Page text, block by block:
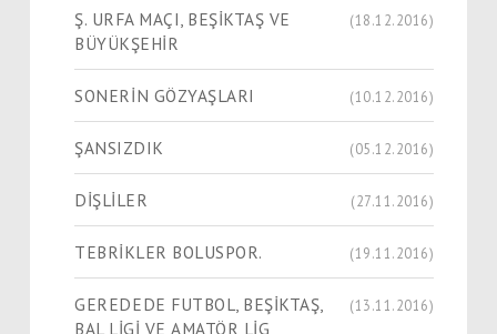
Ş. URFA MAÇI, BEŞİKTAŞ VE
BÜYÜKŞEHİR
(18.12.2016)
SONERİN GÖZYAŞLARI (10.12.2016)
ŞANSIZDIK (05.12.2016)
DİŞLİLER (27.11.2016)
TEBRİKLER BOLUSPOR. (19.11.2016)
GEREDEDE FUTBOL, BEŞİKTAŞ,
BAL LİGİ VE AMATÖR LİG
(13.11.2016)